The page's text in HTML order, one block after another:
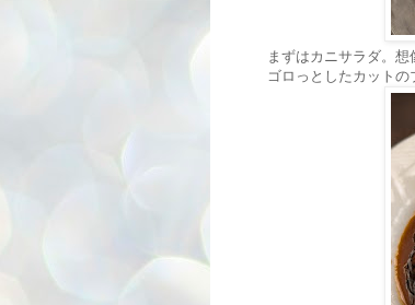
まずはカニサラダ。
ゴロっとしたカットの